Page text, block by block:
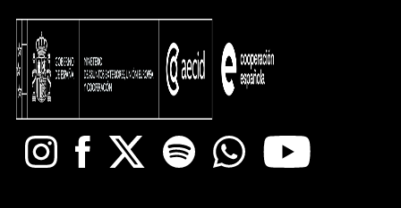
InstagramFacebook
X Spotify WhatsappYoutube